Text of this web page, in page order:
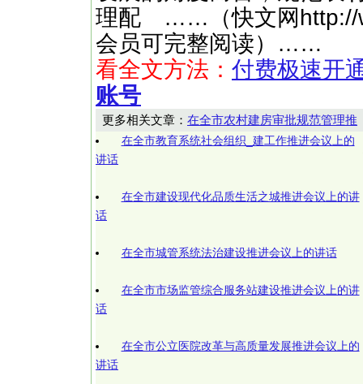
理配 ……（快文网http://
会员可完整阅读）……
看全文方法： 付费极速开
账号
更多相关文章： 在全市农村建房审批规范管理推
在全市教育系统社会组织_建工作推进会议上的
讲话
在全市建设现代化品质生活之城推进会议上的讲
话
在全市城管系统法治建设推进会议上的讲话
在全市市场监管综合服务站建设推进会议上的讲
话
在全市公立医院改革与高质量发展推进会议上的
讲话